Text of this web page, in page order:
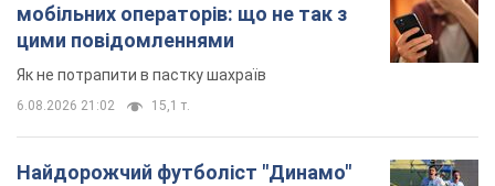
мобільних операторів: що не так з
цими повідомленнями
Як не потрапити в пастку шахраїв
6.08.2026 21:02 15,1 т.
Найдорожчий футболіст "Динамо"